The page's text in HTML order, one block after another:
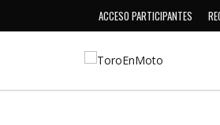
ACCESO PARTICIPANTES